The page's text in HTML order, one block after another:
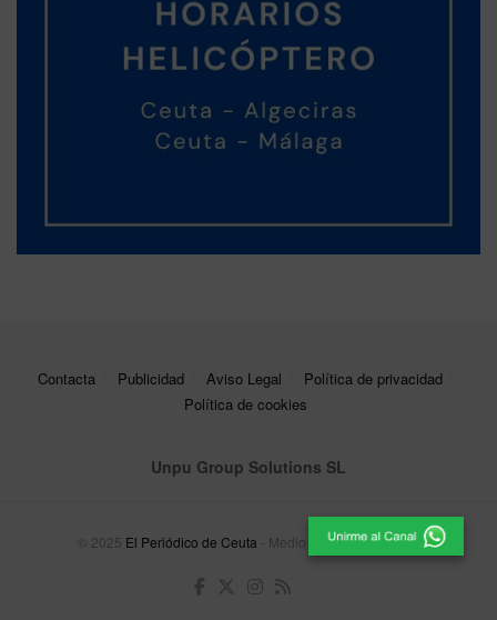
Contacta Publicidad Aviso Legal
Política de privacidad
Política de cookies
Unpu Group Solutions SL
© 2025 El Periódico de Ceuta - Medio de Comunicación